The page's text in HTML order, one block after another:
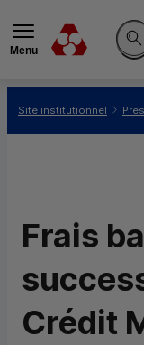
Menu
Site institutionnel
Frais
Crédit